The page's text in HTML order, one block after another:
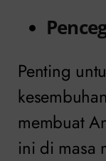
Penting
membuat
ini di masa